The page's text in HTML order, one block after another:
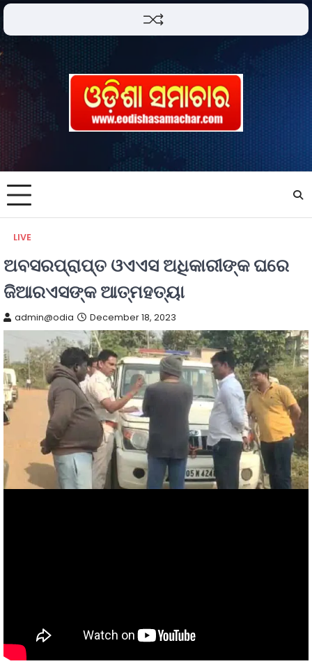
LIVE
ଅବସରପ୍ରାପ୍ତ ଓଏଏସ ଅଧିକାରୀଙ୍କ ଘରେ
ଜିଆରଏସଙ୍କ ଆତ୍ମହତ୍ୟା
admin@odia December 18, 2023